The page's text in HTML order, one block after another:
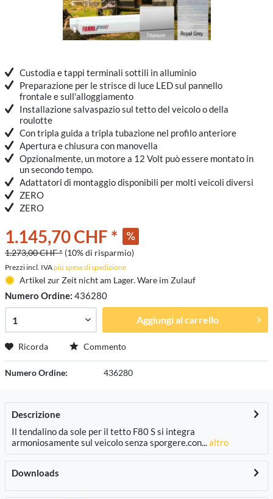
Custodia e tappi terminali sottili in alluminio
Preparazione per le strisce di luce LED sul pannello
frontale e sull'alloggiamento
Installazione salvaspazio sul tetto del veicolo o della
roulotte
Con tripla guida a tripla tubazione nel profilo anteriore
Apertura e chiusura con manovella
Opzionalmente, un motore a 12 Volt può essere montato in
un secondo tempo.
Adattatori di montaggio disponibili per molti veicoli diversi
ZERO
ZERO
1.145,70 CHF *
1.273,00 CHF * (10% di risparmio)
Prezzi incl. IVApiù spese di spedizione
Artikel zur Zeit nicht am Lager. Ware im Zulauf
Numero Ordine: 436280
Aggiungi al carrello
Ricorda Commento
Numero Ordine: 436280
Descrizione
Il tendalino da sole per il tetto F80 S si integra
armoniosamente sul veicolo senza sporgere.con...altro
Downloads